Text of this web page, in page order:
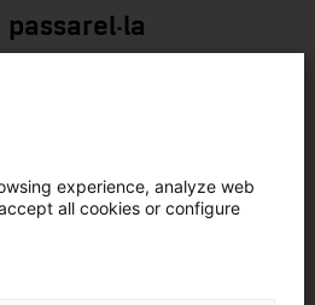
passarel·la
experience, analyze web
all cookies or configure